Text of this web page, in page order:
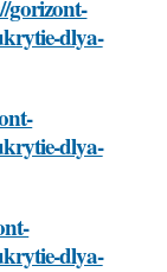
gorizont-
dlya-
dlya-
dlya-